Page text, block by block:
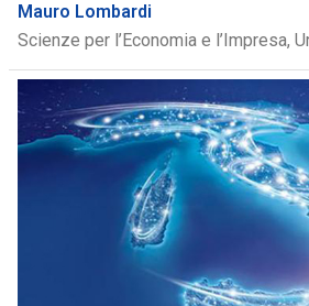
Mauro Lombardi
Scienze per l’Economia e l’Impresa,